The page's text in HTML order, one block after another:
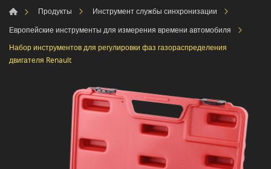
Продукты
Инструмент службы синхронизации
Европейские инструменты для измерения времени автомобиля
Набор инструментов для регулировки фаз газораспределения
двигателя Renault